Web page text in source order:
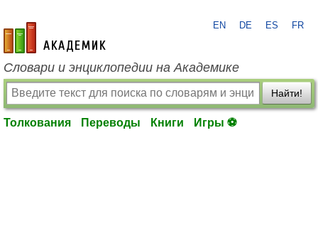
academic.ru
EN DE ES FR
Словари и энциклопедии на Академике
Найти!
Толкования Переводы Книги Игры ⚽